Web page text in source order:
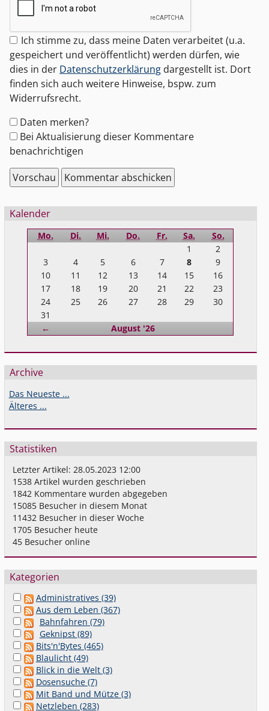
Ich stimme zu, dass meine Daten verarbeitet (u.a.
gespeichert und veröffentlicht) werden dürfen, wie
dies in der Datenschutzerklärung dargestellt ist. Dort
finden sich auch weitere Hinweise, bspw. zum
Widerrufsrecht.
Formular-
Optionen
Daten merken?
Bei Aktualisierung dieser Kommentare
benachrichtigen
Seitenleiste
Kalender
Mo. Di. Mi. Do. Fr. Sa. So.
← August '26
1
2
3
4 5 6 7 8
9
10
11 12 13 14 15
16
17
18 19 20 21 22
23
24
25 26 27 28 29
30
31
Archive
Das Neueste ...
Älteres ...
Statistiken
Letzter Artikel:28.05.2023 12:00
1538 Artikel wurden geschrieben
1842 Kommentare wurden abgegeben
15085 Besucher in diesem Monat
11432 Besucher in dieser Woche
1705 Besucher heute
45 Besucher online
Kategorien
Administratives (39)
Aus dem Leben (367)
Bahnfahren (79)
Geknipst (89)
Bits'n'Bytes (465)
Blaulicht (49)
Blick in die Welt (3)
Dosensuche (7)
Mit Band und Mütze (3)
Netzleben (283)